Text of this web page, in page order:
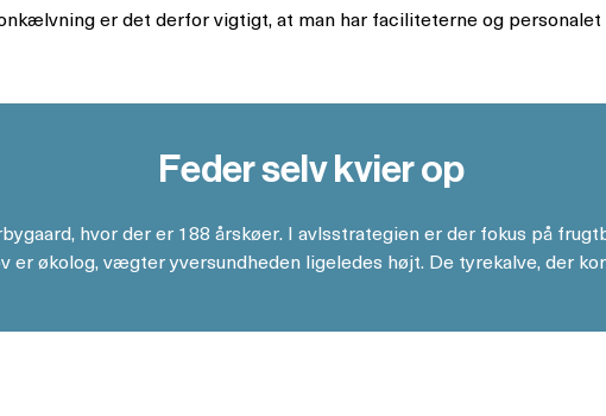
er det derfor vigtigt, at man har faciliteterne og
Feder selv kvier op
hvor der er 188 årskøer. I avlsstrategien er der fokus på
er økolog, vægter yversundheden ligeledes højt. De tyrekalve, der